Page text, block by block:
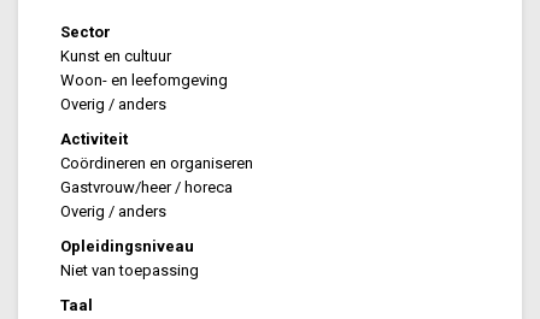
Sector
Kunst en cultuur
Woon- en leefomgeving
Overig / anders
Activiteit
Coördineren en organiseren
Gastvrouw/heer / horeca
Overig / anders
Opleidingsniveau
Niet van toepassing
Taal